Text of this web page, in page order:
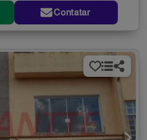
Contatar